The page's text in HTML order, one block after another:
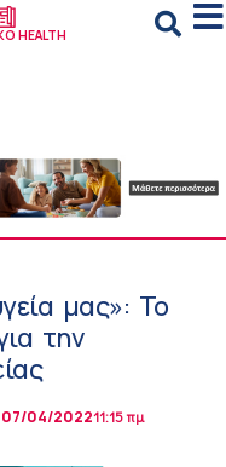
HEALTH
μας»: Το
την
07/04/202211:15 πμ